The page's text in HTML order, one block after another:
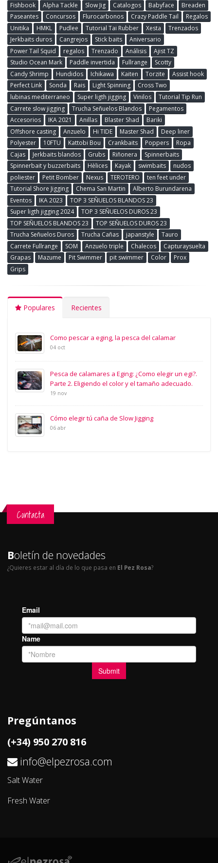
Fishbook
Alpha Tackle Slow Jig Catalogos Babyface
Breaden
Paseantes
Concursos Flurocarbonos Crazy Paddle Tail
Regalos
Unitika
HMKL Pudlee Tutorial Tai Rubber Xesta
Trenzados
Jerkbaits duros
Cangrejos Stick baits
Aniversario
Power Tail Squid
regalos Trenzado Análisis
Ajist TZ
Studio Ocean Mark
Paddle invertida Fullrange
Scotty
Candy Shrimp
Hundidos Ichikawa Kaiten Torzite
Assist hook
Perfect Link
Sonda Rais Light Spinning
Cross Two
lubinas mediterraneo
Super ligth jigging Vinilos
Tutorial Tip Run
Carrete slow jigging
Trucha Señuelos Blandos
Pegamentos
Accesorios
IKA 2021 Anillas Blaster Shad
Bariki
Offshore casting
Anzuelo Hi TIDE Master Shad
Deep liner
Polyester
10FTU Kattobi Bou Crankbaits Poppers
Ropa
Cajas
Jerkbaits blandos Grubs Riñonera
Spinnerbaits
Spinnerbait y buzzerbaits
Hèlices Kayak swimbaits
nudos
poliester
Petit Bomber Nexus TEROTERO
ten feet under
Tutorial Shore Jigging
Chema San Martin
Alberto Burundarena
Eventos
IKA 2023
TOP 3 SEÑUELOS BLANDOS 23
Super ligth jigging 2024
TOP 3 SEÑUELOS DUROS 23
TOP SEÑUELOS BLANDOS 23
TOP SEÑUELOS DUROS 23
Trucha Señuelos Duros
Trucha Cañas japanstyle
Tauro
Carrete Fullrange
SOM Anzuelo triple Chalecos
Capturaysuelta
Grapas
Mazume Pit Swimmer pit swimmer Color
Prox
Grips
Populares Recientes
Como pescar a eging, la pesca del calamar
04 oct
Pesca de calamares a Eging: ¿Como elegir un egi?.
Parte 2. Eligiendo el color y el tamaño adecuado.
19 nov
Cómo elegir tú caña de Slow Jigging
06 abr
Contacta
Boletín de novedades
¿Quieres estar al día de lo que pasa en El Pez Rosa?
Pregúntanos
(+34) 950 270 816
info@elpezrosa.com
Salt Water
Fresh Water